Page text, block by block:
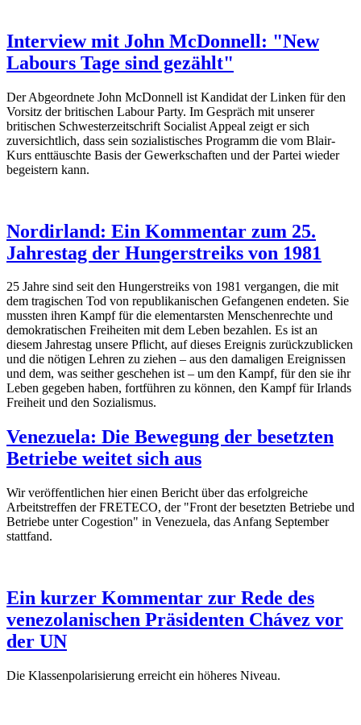
Interview mit John McDonnell: "New
Labours Tage sind gezählt"
Der Abgeordnete John McDonnell ist Kandidat der Linken für den
Vorsitz der britischen Labour Party. Im Gespräch mit unserer
britischen Schwesterzeitschrift Socialist Appeal zeigt er sich
zuversichtlich, dass sein sozialistisches Programm die vom Blair-
Kurs enttäuschte Basis der Gewerkschaften und der Partei wieder
begeistern kann.
Nordirland: Ein Kommentar zum 25.
Jahrestag der Hungerstreiks von 1981
25 Jahre sind seit den Hungerstreiks von 1981 vergangen, die mit
dem tragischen Tod von republikanischen Gefangenen endeten. Sie
mussten ihren Kampf für die elementarsten Menschenrechte und
demokratischen Freiheiten mit dem Leben bezahlen. Es ist an
diesem Jahrestag unsere Pflicht, auf dieses Ereignis zurückzublicken
und die nötigen Lehren zu ziehen – aus den damaligen Ereignissen
und dem, was seither geschehen ist – um den Kampf, für den sie ihr
Leben gegeben haben, fortführen zu können, den Kampf für Irlands
Freiheit und den Sozialismus.
Venezuela: Die Bewegung der besetzten
Betriebe weitet sich aus
Wir veröffentlichen hier einen Bericht über das erfolgreiche
Arbeitstreffen der FRETECO, der "Front der besetzten Betriebe und
Betriebe unter Cogestion" in Venezuela, das Anfang September
stattfand.
Ein kurzer Kommentar zur Rede des
venezolanischen Präsidenten Chávez vor
der UN
Die Klassenpolarisierung erreicht ein höheres Niveau.